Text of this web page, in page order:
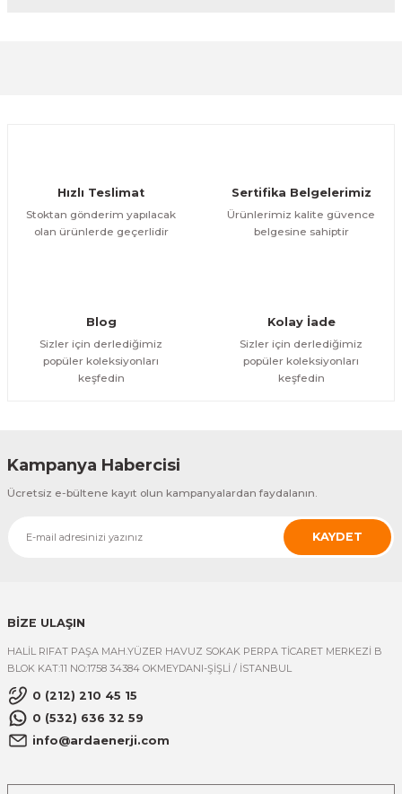
Bu ürüne benzer farklı alternatifler olmalı.
Hızlı Teslimat
Stoktan gönderim yapılacak
olan ürünlerde geçerlidir
Sertifika Belgelerimiz
Ürünlerimiz kalite güvence
belgesine sahiptir
Blog
Sizler için derlediğimiz
popüler koleksiyonları
keşfedin
Kolay İade
Sizler için derlediğimiz
popüler koleksiyonları
keşfedin
Kampanya Habercisi
Ücretsiz e-bültene kayıt olun kampanyalardan faydalanın.
KAYDET
BİZE ULAŞIN
HALİL RIFAT PAŞA MAH.YÜZER HAVUZ SOKAK PERPA TİCARET MERKEZİ B
BLOK KAT:11 NO:1758 34384 OKMEYDANI-ŞİŞLİ / İSTANBUL
0 (212) 210 45 15
0 (532) 636 32 59
info@ardaenerji.com